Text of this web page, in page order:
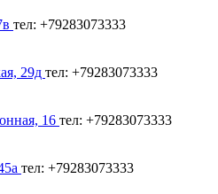
тел: +79283073333
29д тел: +79283073333
16 тел: +79283073333
тел: +79283073333